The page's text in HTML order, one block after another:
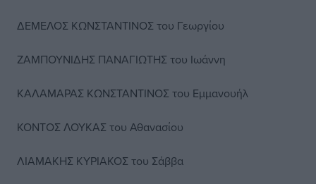
ΔΕΜΕΛΟΣ ΚΩΝΣΤΑΝΤΙΝΟΣ του Γεωργίου
ΖΑΜΠΟΥΝΙΔΗΣ ΠΑΝΑΓΙΩΤΗΣ του Ιωάννη
ΚΑΛΑΜΑΡΑΣ ΚΩΝΣΤΑΝΤΙΝΟΣ του Εμμανουήλ
ΚΟΝΤΟΣ ΛΟΥΚΑΣ του Αθανασίου
ΛΙΑΜΑΚΗΣ ΚΥΡΙΑΚΟΣ του Σάββα